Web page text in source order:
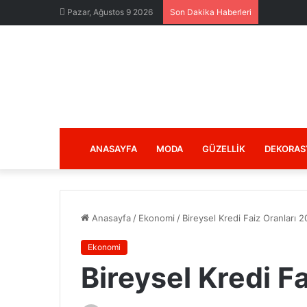
Pazar, Ağustos 9 2026 Son Dakika Haberleri
ANASAYFA MODA GÜZELLIK
Anasayfa / Ekonomi / Bireysel Kredi Faiz Oranları
Ekonomi
Bireysel Kredi